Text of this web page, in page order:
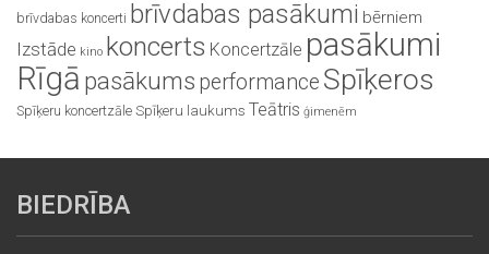
brīvdabas koncerti brīvdabas pasākumi bērniem
Izstāde kino koncerts Koncertzāle pasākumi
Rīgā pasākums performance Spīķeros
Spīķeru koncertzāle Spīķeru laukums Teātris ģimenēm
BIEDRĪBA